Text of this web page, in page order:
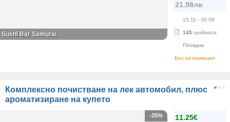
21.98лв
15.11 - 30.09
145 грабнати
Пловдив
Без резервация
Sushi Bar Samurai
Комплексно почистване на лек автомобил, плюс
ароматизиране на купето
11.25€
-25%